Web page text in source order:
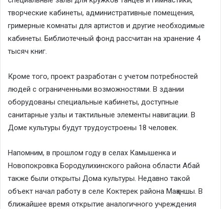
творческие кабинеты, административные помещения,
гримерные комнаты для артистов и другие необходимые
кабинеты. Библиотечный фонд рассчитан на хранение 4
тысяч книг.
Кроме того, проект разработан с учетом потребностей
людей с ограниченными возможностями. В здании
оборудованы специальные кабинеты, доступные
санитарные узлы и тактильные элементы навигации. В
Доме культуры будут трудоустроены 18 человек.
Напомним, в прошлом году в селах Камышенка и
Новопокровка Бородулихинского района области Абай
также были открыты Дома культуры. Недавно такой
объект начал работу в селе Коктерек района Мақаншы. В
ближайшее время открытие аналогичного учреждения